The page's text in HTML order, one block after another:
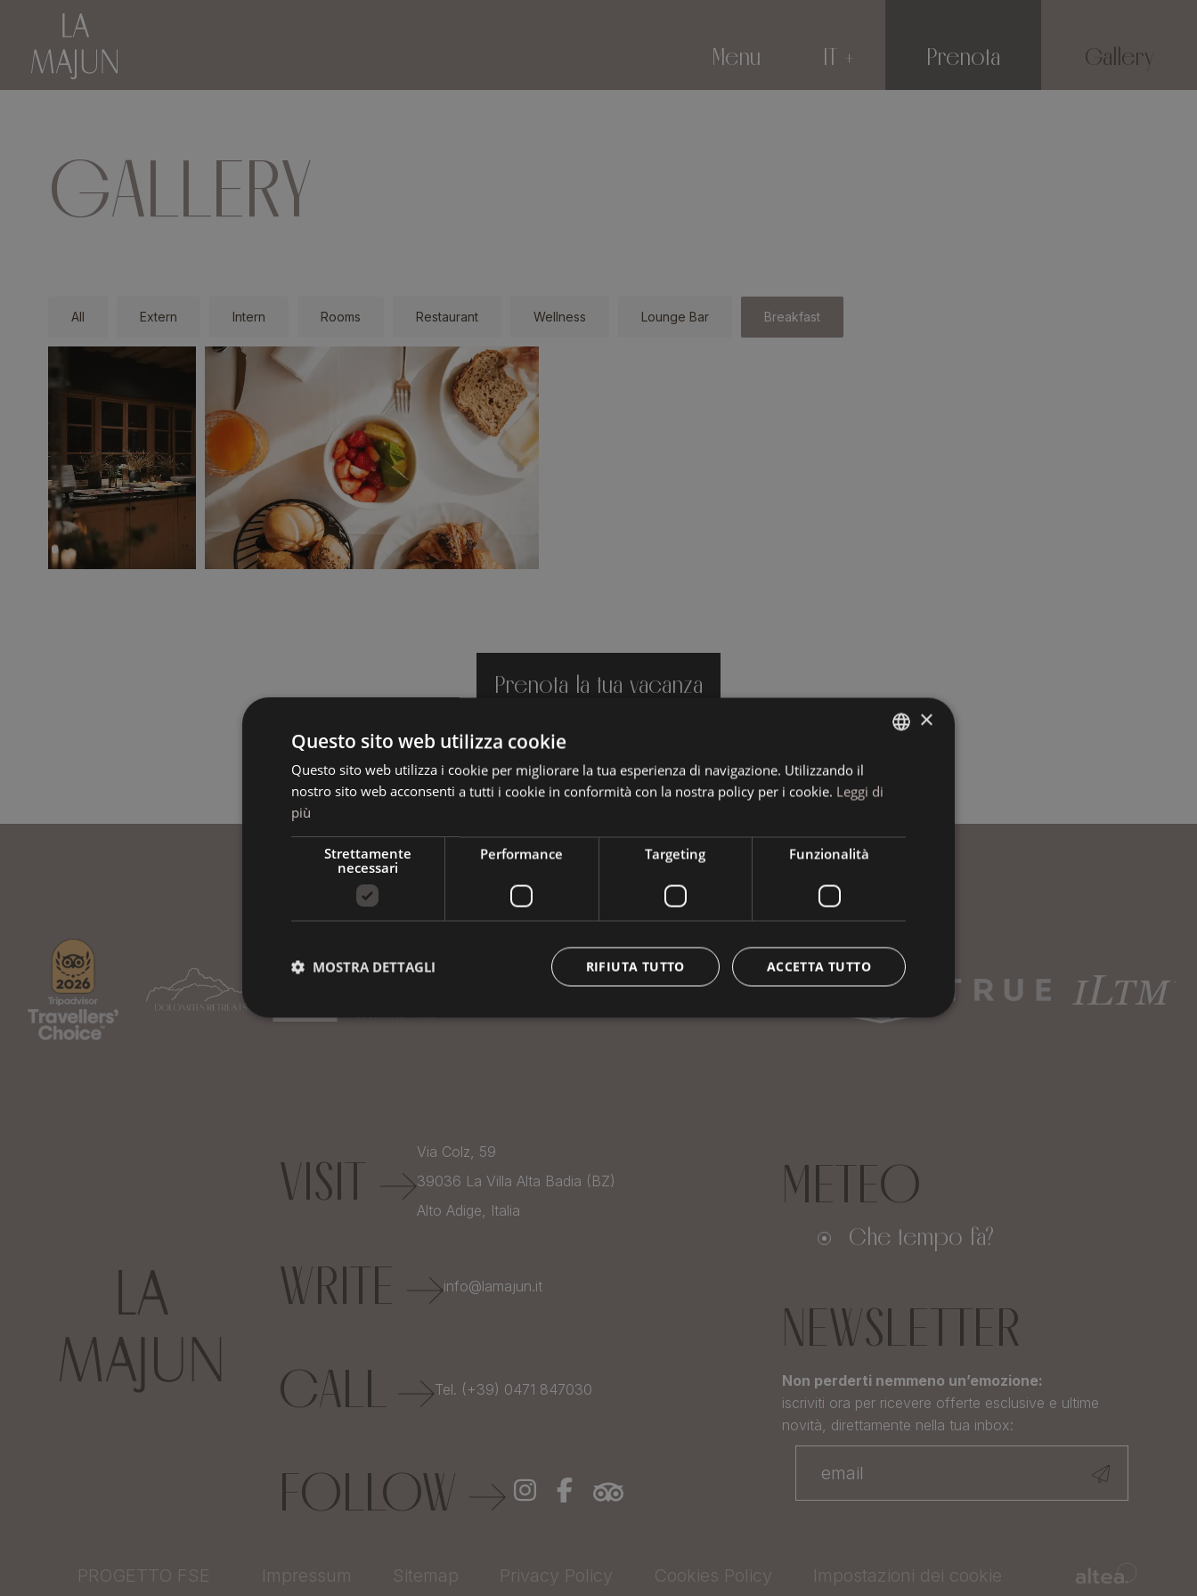
Menu IT Prenota Gallery
GALLERY
All Extern Intern Rooms Restaurant Wellness Lounge Bar Breakfast
Prenota la tua vacanza
VISIT
Via Colz, 59
39036 La Villa Alta Badia (BZ)
Alto Adige, Italia
WRITE info@lamajun.it
CALL Tel. (+39) 0471 847030
FOLLOW
METEO
Che tempo fa?
NEWSLETTER
Non perderti nemmeno un’emozione:
iscriviti ora per ricevere offerte esclusive e ultime
novità, direttamente nella tua inbox:
PROGETTO FSE Impressum Sitemap Privacy Policy Cookies Policy Impostazioni dei cookie
GERMAN
×
Questo sito web utilizza cookie
Questo sito web utilizza i cookie per migliorare la tua esperienza di navigazione. Utilizzando il
nostro sito web acconsenti a tutti i cookie in conformità con la nostra policy per i cookie. Leggi di
più
Strettamente
necessari
Performance Targeting Funzionalità
ACCETTA TUTTO
RIFIUTA TUTTO
MOSTRA DETTAGLI